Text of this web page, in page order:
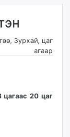
, Зурхай, цаг
агаар
20 цаг